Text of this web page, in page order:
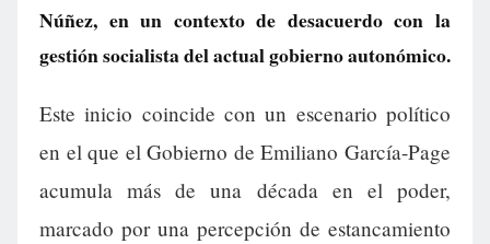
Núñez, en un contexto de desacuerdo con la
gestión socialista del actual gobierno autonómico.
Este inicio coincide con un escenario político
en el que el Gobierno de Emiliano García-Page
acumula más de una década en el poder,
marcado por una percepción de estancamiento